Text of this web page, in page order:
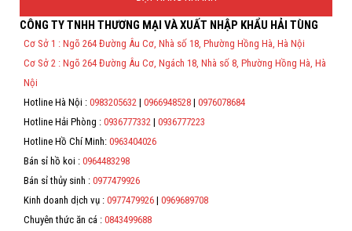
Thông Tin Đặt Hàng
Theo Nghị định 123/2020/NĐ-CP và nghị định 70/2025/NĐ-CP về việc
thực hiện lập Hóa Đơn Điện Tử bán hàng và cung cấp dịch vụ cho
người mua bắt buộc phải thế hiện đầy đủ thông tin: họ tên, địa chỉ, mã
CÔNG TY TNHH THƯƠNG MẠI VÀ XUẤT NHẬP KHẨU HẢI TÙNG
Cơ Sở 1 : Ngõ 264 Đường Âu Cơ, Nhà số 18, Phường Hồng Hà, Hà Nội
Cơ Sở 2 : Ngõ 264 Đường Âu Cơ, Ngách 18, Nhà số 8, Phường Hồng Hà, Hà
Nội
Hotline Hà Nội : 0983205632| 0966948528| 0976078684
Hotline Hải Phòng : 0936777332| 0936777223
Hotline Hồ Chí Minh: 0963404026
Bán sỉ hồ koi : 0964483298
Bán sỉ thủy sinh : 0977479926
Kinh doanh dịch vụ : 0977479926| 0969689708
Chuyên thức ăn cá : 0843499688
Hỗ trợ
Liên hệ